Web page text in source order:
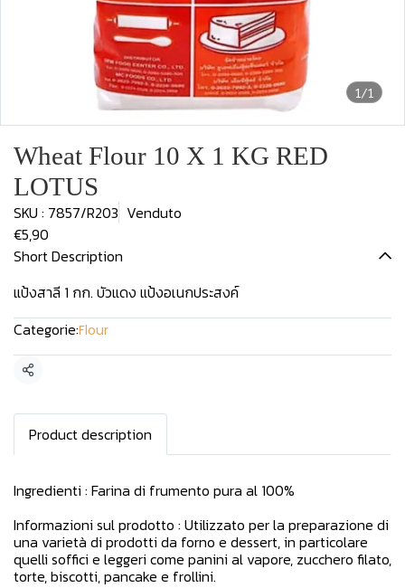
1/1
Wheat Flour 10 X 1 KG RED
LOTUS
SKU : 7857/R203 Venduto
€5,90
Short Description
แป้งสาลี 1 กก. บัวแดง แป้งอเนกประสงค์
Categorie:Flour
Condividi
Product description
Ingredienti : Farina di frumento pura al 100%
Informazioni sul prodotto : Utilizzato per la preparazione di
una varietà di prodotti da forno e dessert, in particolare
quelli soffici e leggeri come panini al vapore, zucchero filato,
torte, biscotti, pancake e frollini.